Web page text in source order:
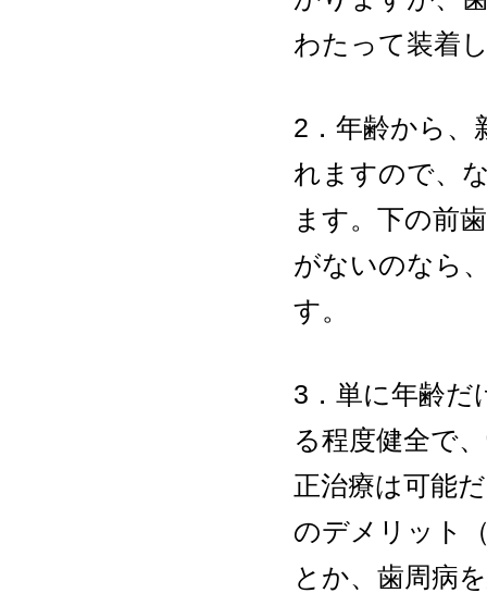
わたって装着
2．年齢から、
れますので、
ます。下の前
がないのなら
す。
3．単に年齢だ
る程度健全で
正治療は可能
のデメリット
とか、歯周病